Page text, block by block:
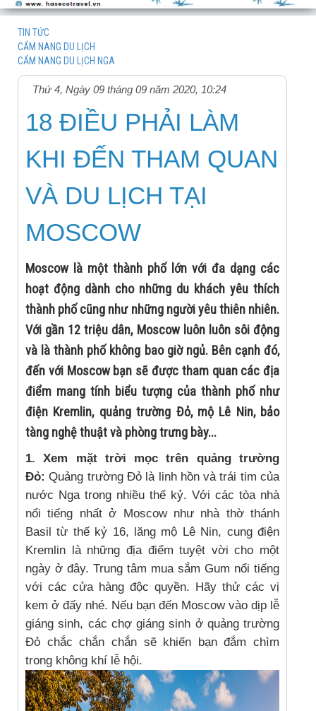
TIN TỨC
CẨM NANG DU LỊCH
CẨM NANG DU LỊCH NGA
Thứ 4, Ngày 09 tháng 09 năm 2020, 10:24
18 ĐIỀU PHẢI LÀM
KHI ĐẾN THAM QUAN
VÀ DU LỊCH TẠI
MOSCOW
Moscow là một thành phố lớn với đa dạng các
hoạt động dành cho những du khách yêu thích
thành phố cũng như những người yêu thiên nhiên.
Với gần 12 triệu dân, Moscow luôn luôn sôi động
và là thành phố không bao giờ ngủ. Bên cạnh đó,
đến với Moscow bạn sẽ được tham quan các địa
điểm mang tính biểu tượng của thành phố như
điện Kremlin, quảng trường Đỏ, mộ Lê Nin, bảo
tàng nghệ thuật và phòng trưng bày...
1. Xem mặt trời mọc trên quảng trường
Đỏ:Quảng trường Đỏ là linh hồn và trái tim của
nước Nga trong nhiều thế kỷ. Với các tòa nhà
nổi tiếng nhất ở Moscow như nhà thờ thánh
Basil từ thế kỷ 16, lăng mộ Lê Nin, cung điện
Kremlin là những địa điểm tuyệt vời cho một
ngày ở đây. Trung tâm mua sắm Gum nổi tiếng
với các cửa hàng độc quyền. Hãy thử các vị
kem ở đấy nhé. Nếu bạn đến Moscow vào dịp lễ
giáng sinh, các chợ giáng sinh ở quảng trường
Đỏ chắc chắn chắn sẽ khiến bạn đắm chìm
trong không khí lễ hội.